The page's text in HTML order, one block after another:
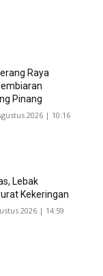
Raya
Pinang
2026 | 10:16
Lebak
Kekeringan
2026 | 14:59